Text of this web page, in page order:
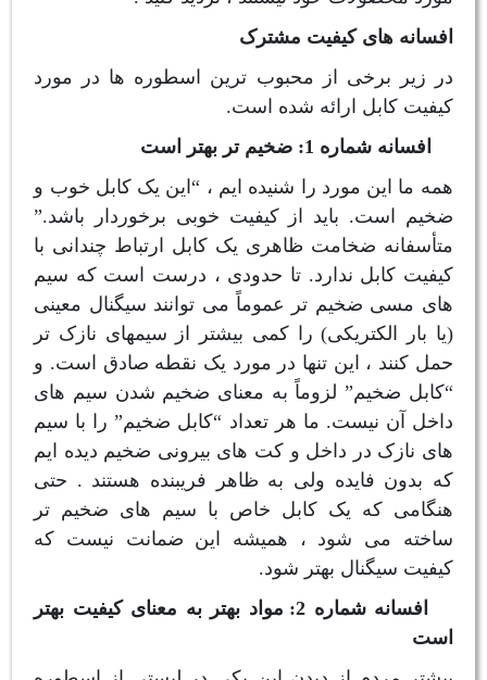
افسانه های کیفیت مشترک
در زیر برخی از محبوب ترین اسطوره ها در مورد
کیفیت کابل ارائه شده است.
افسانه شماره 1: ضخیم تر بهتر است
همه ما این مورد را شنیده ایم ، “این یک کابل خوب و
ضخیم است. باید از کیفیت خوبی برخوردار باشد.”
متأسفانه ضخامت ظاهری یک کابل ارتباط چندانی با
کیفیت کابل ندارد. تا حدودی ، درست است که سیم
های مسی ضخیم تر عموماً می توانند سیگنال معینی
(یا بار الکتریکی) را کمی بیشتر از سیمهای نازک تر
حمل کنند ، این تنها در مورد یک نقطه صادق است. و
“کابل ضخیم” لزوماً به معنای ضخیم شدن سیم های
داخل آن نیست. ما هر تعداد “کابل ضخیم” را با سیم
های نازک در داخل و کت های بیرونی ضخیم دیده ایم
که بدون فایده ولی به ظاهر فریبنده هستند . حتی
هنگامی که یک کابل خاص با سیم های ضخیم تر
ساخته می شود ، همیشه این ضمانت نیست که
کیفیت سیگنال بهتر شود.
افسانه شماره 2: مواد بهتر به معنای کیفیت بهتر
است